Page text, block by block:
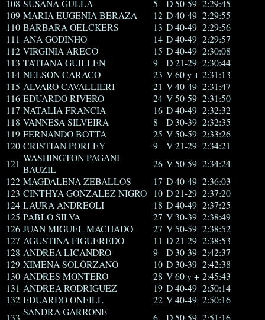
108 SUSANA GULLA 5 D 50-59 2:29:45
109 MARIA EUGENIA BERAZA 12 D 40-49 2:29:55
110 BARBARA OELCKERS 13 D 40-49 2:29:56
111 ANA GODINHO 14 D 40-49 2:29:57
112 VIRGINIA ARECO 15 D 40-49 2:30:08
113 TATIANA GUILLEN 9 D 21-29 2:30:44
114 NELSON CARACO 23 V 60 y + 2:31:13
115 ALVARO CAVALLIERI 21 V 40-49 2:31:47
116 EDUARDO RIVERO 24 V 50-59 2:31:50
117 NATALIA FRANCIA 16 D 40-49 2:32:32
118 VANNESA SILVEIRA 8 D 30-39 2:32:35
119 FERNANDO BOTTA 25 V 50-59 2:33:26
120 CRISTIAN PORLEY 9 V 21-29 2:34:21
121 WASHINGTON PAGANI
BAUZIL
26 V 50-59 2:34:24
122 MAGDALENA ZEBALLOS 17 D 40-49 2:36:03
123 CINTHYA GONZALEZ NIGRO 10 D 21-29 2:37:20
124 LAURA ANDREOLI 18 D 40-49 2:37:25
125 PABLO SILVA 27 V 30-39 2:38:49
126 JUAN MIGUEL MACHADO 27 V 50-59 2:38:52
127 AGUSTINA FIGUEREDO 11 D 21-29 2:38:53
128 ANDREA LICANDRO 9 D 30-39 2:42:37
129 XIMENA SOLÓRZANO 10 D 30-39 2:42:38
130 ANDRES MONTERO 28 V 60 y + 2:45:43
131 ANDREA RODRIGUEZ 19 D 40-49 2:50:14
132 EDUARDO ONEILL 22 V 40-49 2:50:16
133 SANDRA GARRONE
6 D 50-59 2:51:16